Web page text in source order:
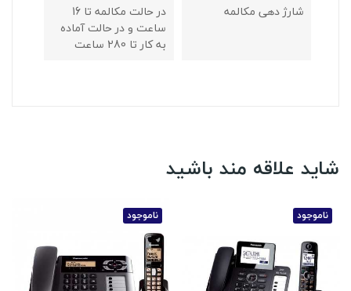
شارژ دهی مکالمه
در حالت مکالمه تا 16
ساعت و در حالت آماده
به کار تا 280 ساعت
شاید علاقه مند باشید
ناموجود ناموجود